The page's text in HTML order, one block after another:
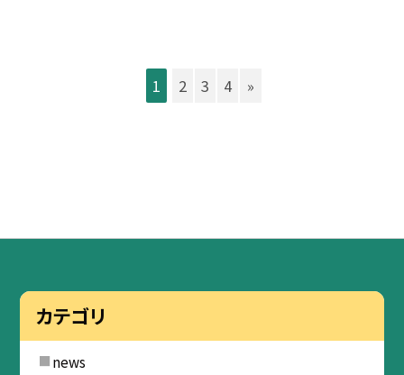
1 2 3 4 »
カテゴリ
news